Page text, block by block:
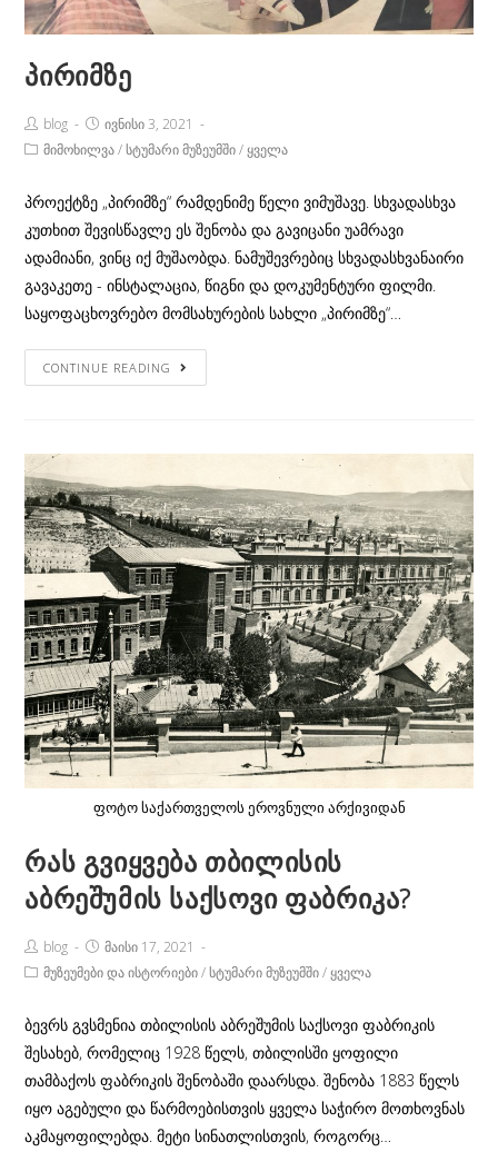
პირიმზე
Post
Author:
blog
Post
published:
ივნისი 3, 2021
Postმიმოხილვა / სტუმარი მუზეუმში / ყველა
პროექტზე „პირიმზე“ რამდენიმე წელი ვიმუშავე. სხვადასხვა
კუთხით შევისწავლე ეს შენობა და გავიცანი უამრავი
ადამიანი, ვინც იქ მუშაობდა. ნამუშევრებიც სხვადასხვანაირი
გავაკეთე - ინსტალაცია, წიგნი და დოკუმენტური ფილმი.
საყოფაცხოვრებო მომსახურების სახლი „პირიმზე“…
CONTINUE READING
ფოტო საქართველოს ეროვნული არქივიდან
რას გვიყვება თბილისის
აბრეშუმის საქსოვი ფაბრიკა?
Post
Author:
blog
Post
published:
მაისი 17, 2021
Postმუზეუმები და ისტორიები / სტუმარი მუზეუმში / ყველა
ბევრს გვსმენია თბილისის აბრეშუმის საქსოვი ფაბრიკის
შესახებ, რომელიც 1928 წელს, თბილისში ყოფილი
თამბაქოს ფაბრიკის შენობაში დაარსდა. შენობა 1883 წელს
იყო აგებული და წარმოებისთვის ყველა საჭირო მოთხოვნას
აკმაყოფილებდა. მეტი სინათლისთვის, როგორც…